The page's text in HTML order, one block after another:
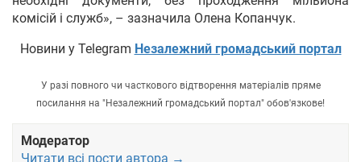
комісій і служб», – зазначила Олена Копанчук.
Новини у Telegram Незалежний громадський портал
У разі повного чи часткового відтворення матеріалів пряме
посилання на "Незалежний громадський портал" обов'язкове!
Модератор
Читати всі пости автора →